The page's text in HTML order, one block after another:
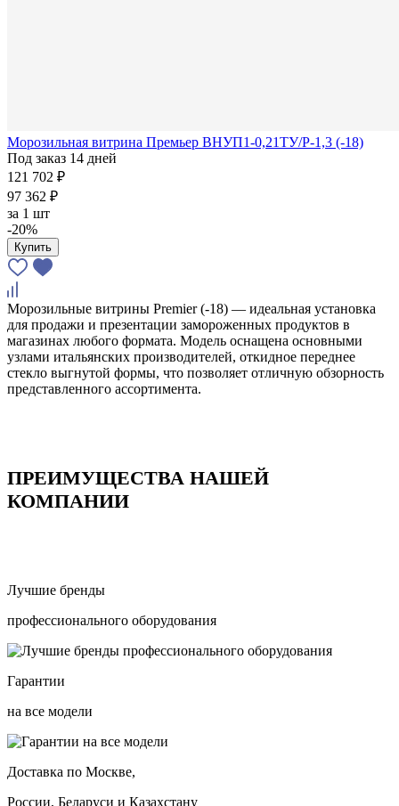
Морозильная витрина Премьер ВНУП1-0,21ТУ/Р-1,3 (-18)
Под заказ 14 дней
121 702 ₽
97 362 ₽
за 1 шт
-20%
Купить
Морозильные витрины Premier (-18) — идеальная установка
для продажи и презентации замороженных продуктов в
магазинах любого формата. Модель оснащена основными
узлами итальянских производителей, откидное переднее
стекло выгнутой формы, что позволяет отличную обзорность
представленного ассортимента.
ПРЕИМУЩЕСТВА НАШЕЙ
КОМПАНИИ
Лучшие бренды
профессионального оборудования
Гарантии
на все модели
Доставка по Москве,
России, Беларуси и Казахстану